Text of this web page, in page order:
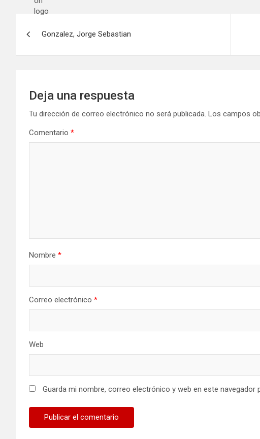
Gonzalez, Jorge Sebastian
Deja una respuesta
Tu dirección de correo electrónico no será publicada. Los campos
Comentario *
Nombre *
Correo electrónico *
Web
Guarda mi nombre, correo electrónico y web en este navegador